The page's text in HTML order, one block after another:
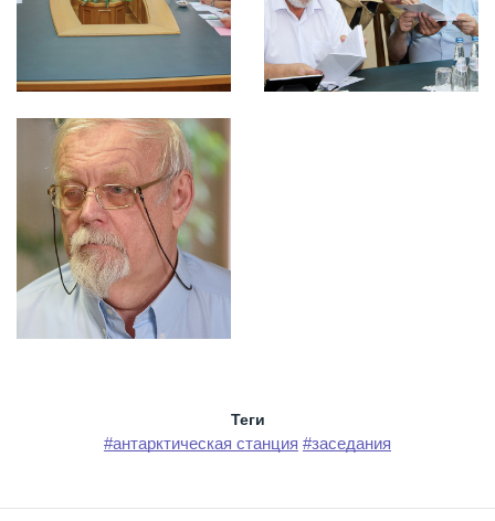
Теги
#антарктическая станция #заседания